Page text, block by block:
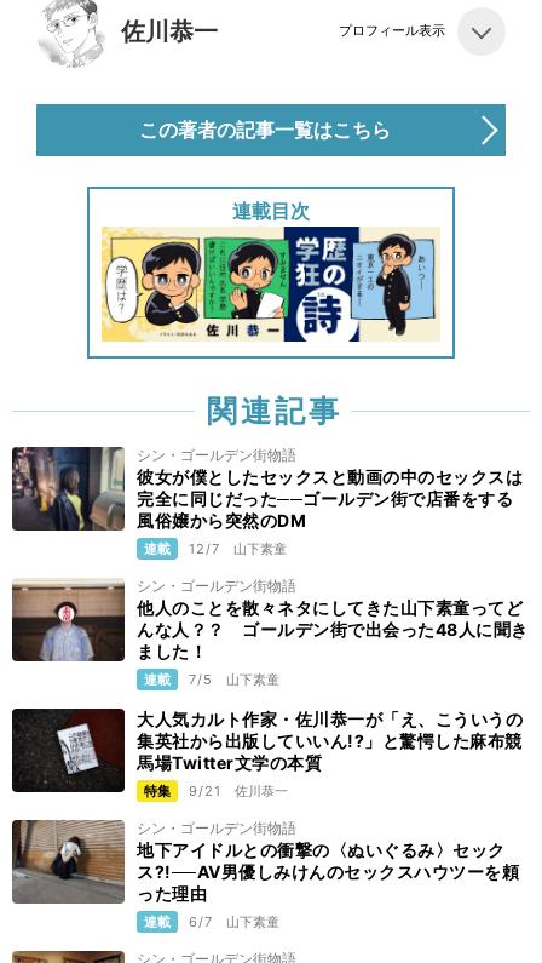
佐川恭一 プロフィール表示
この著者の記事一覧はこちら
連載目次
関連記事
シン・ゴールデン街物語
彼女が僕としたセックスと動画の中のセックスは
完全に同じだった──ゴールデン街で店番をする
風俗嬢から突然のDM
連載 12/7 山下素童
シン・ゴールデン街物語
他人のことを散々ネタにしてきた山下素童ってど
んな人？？ ゴールデン街で出会った48人に聞き
ました！
連載 7/5 山下素童
大人気カルト作家・佐川恭一が「え、こういうの
集英社から出版していいん!?」と驚愕した麻布競
馬場Twitter文学の本質
特集 9/21 佐川恭一
シン・ゴールデン街物語
地下アイドルとの衝撃の〈ぬいぐるみ〉セック
ス?!──AV男優しみけんのセックスハウツーを頼
った理由
連載 6/7 山下素童
シン・ゴールデン街物語